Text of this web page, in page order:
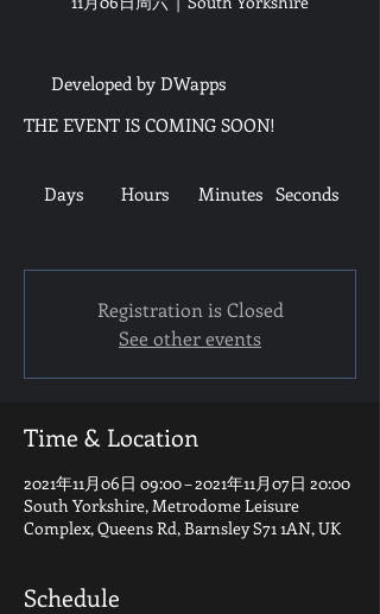
Seconds
Minutes
Hours
Days
THE EVENT IS COMING SOON!
Developed by DWapps
Registration is Closed
See other events
Time & Location
2021年11月06日 09:00 – 2021年11月07日 20:00
South Yorkshire, Metrodome Leisure
Complex, Queens Rd, Barnsley S71 1AN, UK
Schedule